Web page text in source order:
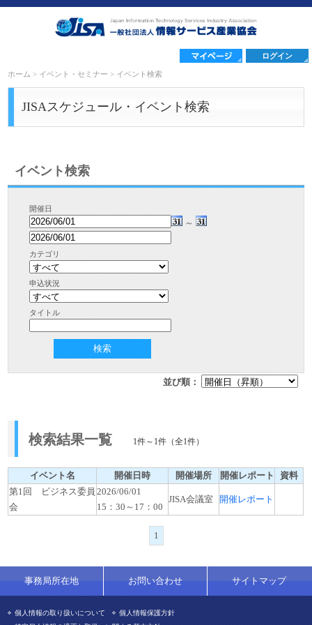
ログイン
ホーム > イベント・セミナー > イベント検索
JISAスケジュール・イベント検索
イベント検索
開催日
～
カテゴリ
申込状況
タイトル
検索
並び順：
検索結果一覧 1件～1件（全1件）
イベント名 開催日時 開催場所 開催レポート
資料
第1回 ビジネス委員
会
2026/06/01
15：30～17：00
JISA会議室 開催レポート
1
事務局所在地 お問い合わせ サイトマップ
個人情報の取り扱いについて
個人情報保護方針